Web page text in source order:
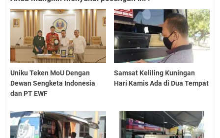
Uniku Teken MoU Dengan
Dewan Sengketa Indonesia
dan PT EWF
Samsat Keliling Kuningan
Hari Kamis Ada di Dua Tempat